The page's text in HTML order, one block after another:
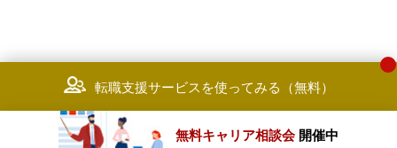
転職支援サービスを使ってみる（無料）
無料キャリア相談会 開催中